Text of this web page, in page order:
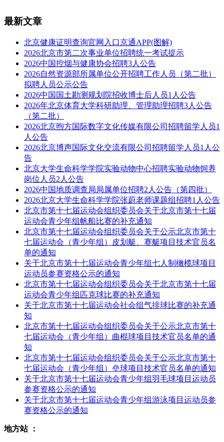
最新文章
北京健康证明查询官网入口京通APP(图解)
2026北京市第二次事业单位招聘统一考试提示
2026中国控烟与健康协会招聘3人公告
2026自然资源部所属单位公开招聘工作人员（第二批）
拟聘人员公示公告
2026中国国土勘测规划院招收博士后人员1人公告
2026年北京体育大学科研助理、管理助理招聘3人公告
（第二批）
2026北京煦方国际数字文化传媒有限公司招聘留学人员1
人公告
2026北京博声国际文化交流有限公司招聘留学人员1人公
告
北京大学生命科学学院实验动物中心招聘实验动物饲养
岗位人员2人公告
2026中国地质调查局局属单位招聘2人公告（第四批）
2026北京大学生命科学学院张蔚老师课题组招聘1人公告
北京市第十七届运动会组织委员会关于北京市第十七届
运动会青少年组帆船比赛的补充通知
北京市第十七届运动会组织委员会关于公示北京市第十
七届运动会（青少年组）皮划艇、赛艇项目技术官员名
单的通知
关于北京市第十七届运动会青少年组七人制橄榄球项目
运动员参赛资格公示的通知
北京市第十七届运动会组织委员会关于北京市第十七届
运动会青少年组匹克球比赛的补充通知
关于北京市第十七届运动会社会组气排球比赛的补充通
知
北京市第十七届运动会组织委员会关于公示北京市第十
七届运动会（青少年组）曲棍球项目技术官员名单的通
知
北京市第十七届运动会组织委员会关于公示北京市第十
七届运动会（青少年组）垒球项目技术官员名单的通知
关于北京市第十七届运动会青少年组羽毛球项目运动员
参赛资格公示的通知
关于北京市第十七届运动会青少年组游泳项目运动员参
赛资格公示的通知
地方站 ：